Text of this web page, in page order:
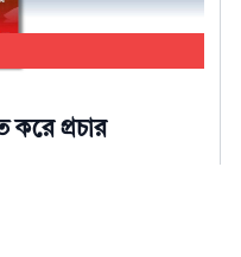
করে প্রচার